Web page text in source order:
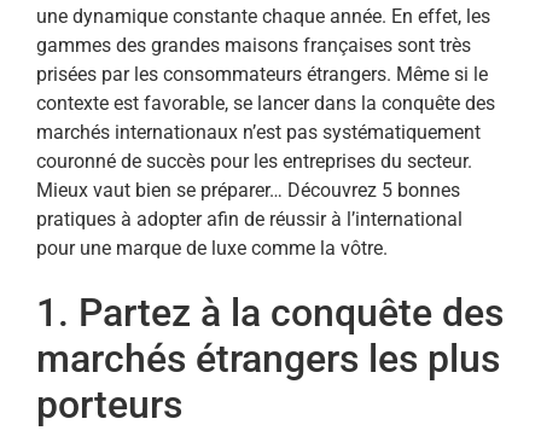
une dynamique constante chaque année. En effet, les
gammes des grandes maisons françaises sont très
prisées par les consommateurs étrangers. Même si le
contexte est favorable, se lancer dans la conquête des
marchés internationaux n’est pas systématiquement
couronné de succès pour les entreprises du secteur.
Mieux vaut bien se préparer… Découvrez 5 bonnes
pratiques à adopter afin de réussir à l’international
pour une marque de luxe comme la vôtre.
1. Partez à la conquête des
marchés étrangers les plus
porteurs